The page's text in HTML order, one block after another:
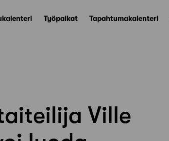
Työpaikat Tapahtumakalenteri
Ville